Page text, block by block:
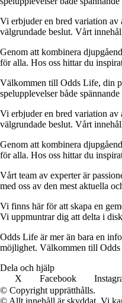
Vi erbjuder en bred variation av
välgrundade beslut. Vårt
Genom att kombinera
för alla. Hos oss hittar du
Välkommen till Odds Life, din
spelupplevelser både
Vi erbjuder en bred variation av
välgrundade beslut. Vårt
Genom att kombinera
för alla. Hos oss hittar du
Vårt team av experter är
med oss av den mest aktuella
Vi finns här för att skapa en
Vi uppmuntrar dig att delta i
Odds Life är mer än bara en
möjlighet. Välkommen till
Dela och hjälp
X
Facebook
© Copyright upprätthålls.
© Allt innehåll är skyddat. Vi